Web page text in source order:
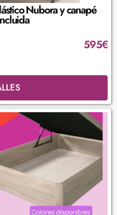
Nubora y canapé
595€